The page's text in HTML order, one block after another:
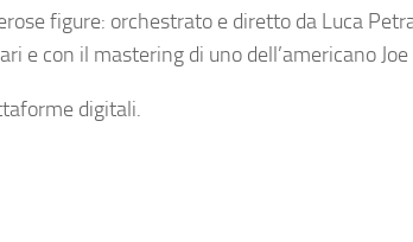
figure: orchestrato e diretto da Luca
e con il mastering di uno dell’americano
digitali.